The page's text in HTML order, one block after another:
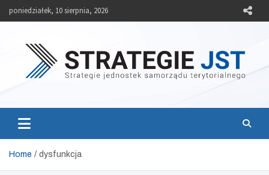
poniedziałek, 10 sierpnia, 2026
Strategie JST
Home dysfunkcja